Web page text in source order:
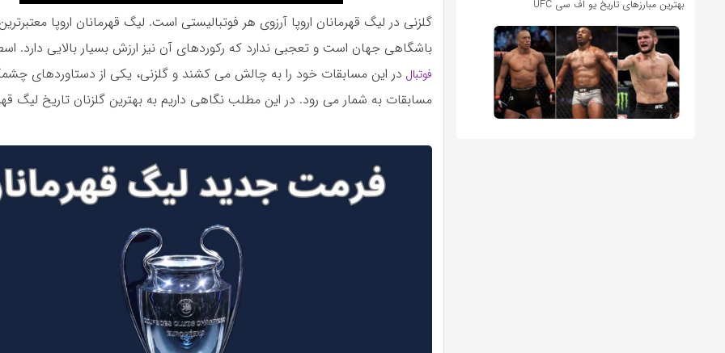
بهترین مبارزهای تاریخ یو اف سی UFC
گلزنی در لیگ قهرمانان اروپا آرزوی هر فوتبالیستی است. لیگ قهرمانان اروپا
باشگاهی جهان است و تعجبی ندارد که رکوردهای آن نیز ارزش بسیار بالایی دارد.
فوتبال در این مسابقات خود را به چالش می کشند و گلزنی، یکی از دستاوردهای
مسابقات به شمار می رود. در این مطلب نگاهی داریم به بهترین گلزنان تاریخ لیگ